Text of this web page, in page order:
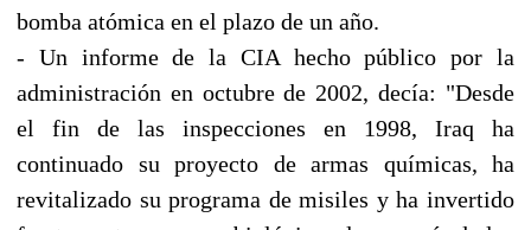
bomba atómica en el plazo de un año.
- Un informe de la CIA hecho público por la
administración en octubre de 2002, decía: "Desde
el fin de las inspecciones en 1998, Iraq ha
continuado su proyecto de armas químicas, ha
revitalizado su programa de misiles y ha invertido